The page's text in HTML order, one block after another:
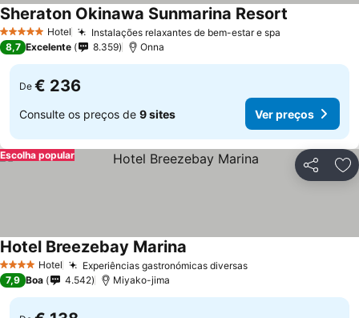
5 Estrelas Hotel Instalações relaxantes de bem-estar e spa
Sheraton Okinawa Sunmarina Resort
8,7 Excelente 8.359 Onna
De € 236
Consulte os preços de 9 sites Ver preços
Partilhar
Escolha popular
4 EstrelasHotel Experiências gastronómicas diversas
Hotel Breezebay Marina
7,9 Boa 4.542 Miyako-jima